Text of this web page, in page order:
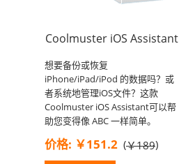
Coolmuster iOS Assistant
想要备份或恢复
iPhone/iPad/iPod 的数据吗？或
者系统地管理iOS文件？这款
Coolmuster iOS Assistant可以帮
助您变得像 ABC 一样简单。
价格: ￥151.2 (￥189)